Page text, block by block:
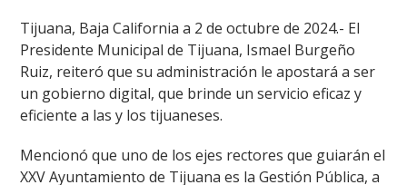
Tijuana, Baja California a 2 de octubre de 2024.- El
Presidente Municipal de Tijuana, Ismael Burgeño
Ruiz, reiteró que su administración le apostará a ser
un gobierno digital, que brinde un servicio eficaz y
eficiente a las y los tijuaneses.
Mencionó que uno de los ejes rectores que guiarán el
XXV Ayuntamiento de Tijuana es la Gestión Pública, a